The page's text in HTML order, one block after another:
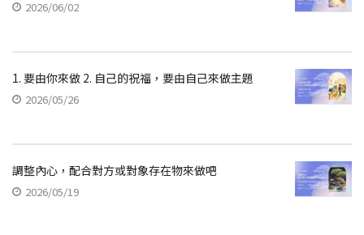
2026/06/02
1. 要由你來做 2. 自己的祝福，要由自己來做主題
2026/05/26
調整內心，配合對方或對象存在物來做吧
2026/05/19